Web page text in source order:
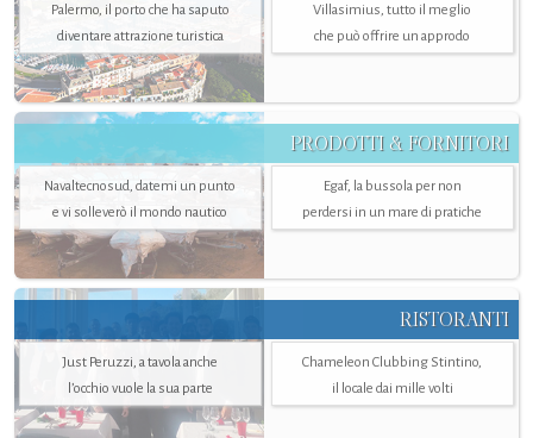
Palermo, il porto che ha saputo
diventare attrazione turistica
Villasimius, tutto il meglio
che può offrire un approdo
PRODOTTI & FORNITORI
Navaltecnosud, datemi un punto
e vi solleverò il mondo nautico
Egaf, la bussola per non
perdersi in un mare di pratiche
RISTORANTI
Just Peruzzi, a tavola anche
l’occhio vuole la sua parte
Chameleon Clubbing Stintino,
il locale dai mille volti